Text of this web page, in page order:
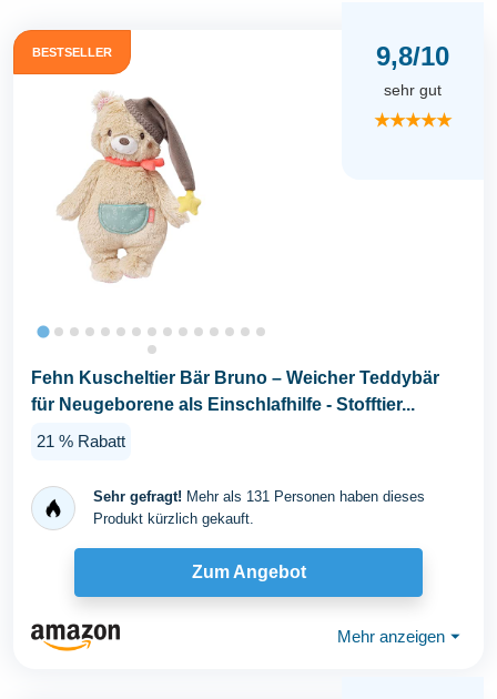
BESTSELLER 9,8/10
sehr gut
★★★★★
Fehn Kuscheltier Bär Bruno – Weicher Teddybär
für Neugeborene als Einschlafhilfe - Stofftier...
21 % Rabatt
Sehr gefragt! Mehr als 131 Personen haben dieses
Produkt kürzlich gekauft.
Zum Angebot
Mehr anzeigen ⏷